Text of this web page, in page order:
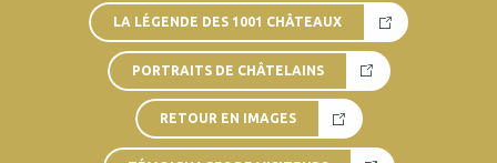
LA LÉGENDE DES 1001 CHÂTEAUX
PORTRAITS DE CHÂTELAINS
RETOUR EN IMAGES